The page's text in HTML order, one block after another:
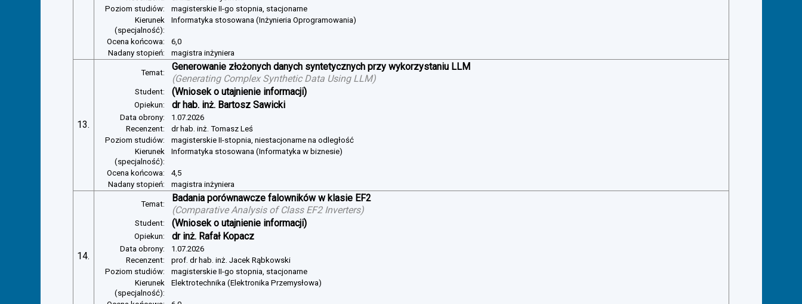
Poziom studiów:
magisterskie II-go stopnia, stacjonarne
Kierunek
(specjalność):
Informatyka stosowana (Inżynieria Oprogramowania)
Ocena końcowa:
6,0
Nadany stopień:
magistra inżyniera
13.
Temat:
Generowanie złożonych danych syntetycznych przy wykorzystaniu LLM
(Generating Complex Synthetic Data Using LLM)
Student: (Wniosek o utajnienie informacji)
Opiekun: dr hab. inż. Bartosz Sawicki
Data obrony:
1.07.2026
Recenzent:
dr hab. inż. Tomasz Leś
Poziom studiów:
magisterskie II-stopnia, niestacjonarne na odległość
Kierunek
(specjalność):
Informatyka stosowana (Informatyka w biznesie)
Ocena końcowa:
4,5
Nadany stopień:
magistra inżyniera
14.
Temat:
Badania porównawcze falowników w klasie EF2
(Comparative Analysis of Class EF2 Inverters)
Student: (Wniosek o utajnienie informacji)
Opiekun: dr inż. Rafał Kopacz
Data obrony:
1.07.2026
Recenzent:
prof. dr hab. inż. Jacek Rąbkowski
Poziom studiów:
magisterskie II-go stopnia, stacjonarne
Kierunek
(specjalność):
Elektrotechnika (Elektronika Przemysłowa)